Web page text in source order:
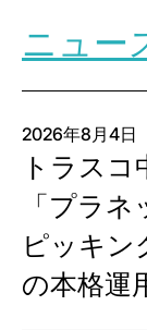
ニュー
2026年8月4日
トラス
「プラ
ピッキン
の本格運